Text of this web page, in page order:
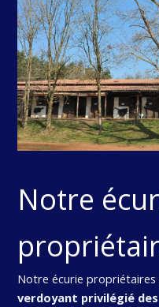
Notre
Notre écurie propriétaires
verdoyant privilégié